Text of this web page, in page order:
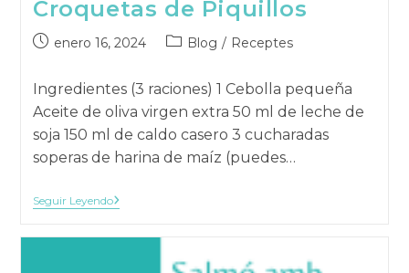
Croquetas de Piquillos
Publicación
enero 16, 2024
Categoría
la
publicación:
Blog / Receptes
Ingredientes (3 raciones) 1 Cebolla pequeña
Aceite de oliva virgen extra 50 ml de leche de
soja 150 ml de caldo casero 3 cucharadas
soperas de harina de maíz (puedes…
Seguir LeyendoCroquetas